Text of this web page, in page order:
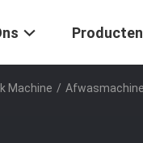
Producten
Machine /